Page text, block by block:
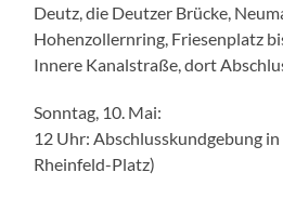
Deutz, die Deutzer Brücke,
Hohenzollernring, Friesenplatz
Innere Kanalstraße, dort
Sonntag, 10. Mai:
12 Uhr: Abschlusskundgebung
Rheinfeld-Platz)